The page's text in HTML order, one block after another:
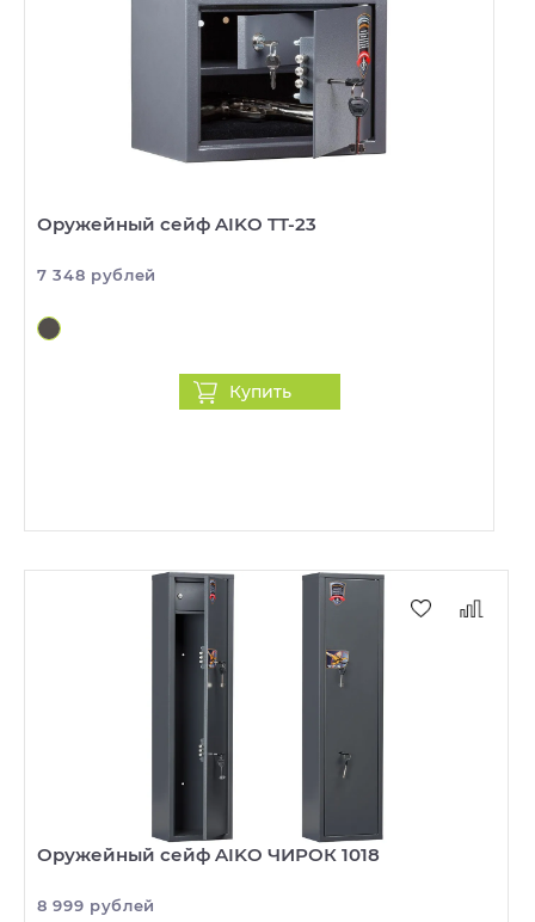
Оружейный сейф AIKO TT-23
7 348 рублей
Купить
Оружейный сейф AIKO ЧИРОК 1018
8 999 рублей